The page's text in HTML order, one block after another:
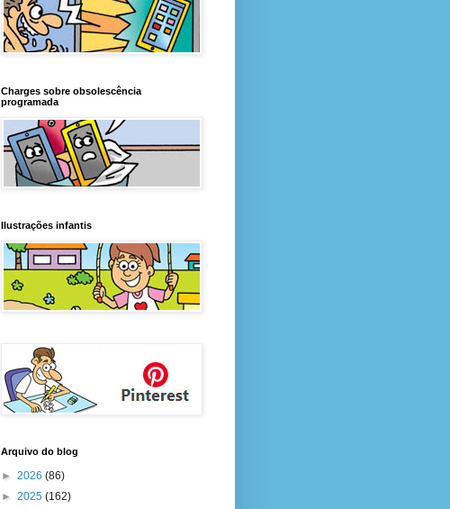
Charges sobre obsolescência
programada
Ilustrações infantis
Arquivo do blog
► 2026 (86)
► 2025 (162)